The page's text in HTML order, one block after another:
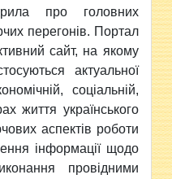
про головних
перегонів. Портал
сайт, на якому
актуальної
соціальній,
життя українського
аспектів роботи
інформації щодо
провідними